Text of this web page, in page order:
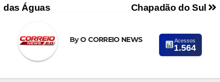
Chapadão do Sul
das Águas
ByO CORREIO NEWS Acessos
1.564